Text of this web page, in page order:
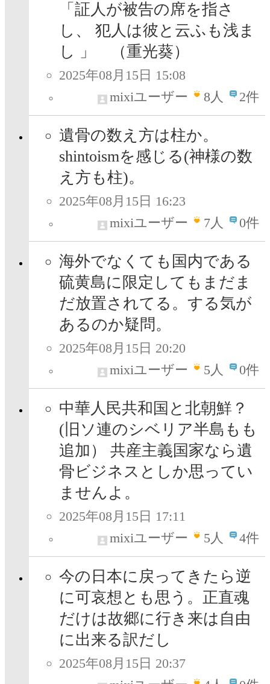
「証人が被告の席を指さ
し、 犯人は彼と云ふも浅ま
し 」 （重光葵）
2025年08月15日 15:08
mixiユーザー
8人 2件
遺骨の数え方は柱か。
shintoismを感じる(神様の数
え方も柱)。
2025年08月15日 16:23
mixiユーザー
7人 0件
海外でなくても国内である
硫黄島に限定してもまだま
だ放置されてる。する気が
あるのか疑問。
2025年08月15日 20:20
mixiユーザー
5人 0件
中華人民共和国と北朝鮮？
(旧ソ連のシベリア半島もも
追加） 共産主義国家なら遺
骨ビジネスとしか思ってい
ませんよ。
2025年08月15日 17:11
mixiユーザー
5人 4件
今の日本に戻ってきたら逆
に可哀想とも思う。正直魂
だけは故郷に行き来は自由
に出来る訳だし
2025年08月15日 20:37